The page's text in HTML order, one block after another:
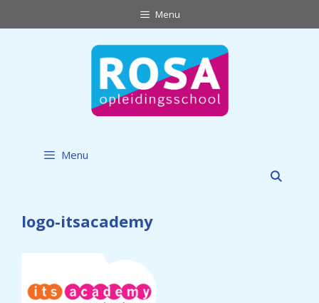
naar
Menu
Menu
logo-itsacademy